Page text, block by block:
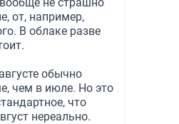
от, например,
В облаке разве
обычно
чем в июле. Но это
что
нереально.